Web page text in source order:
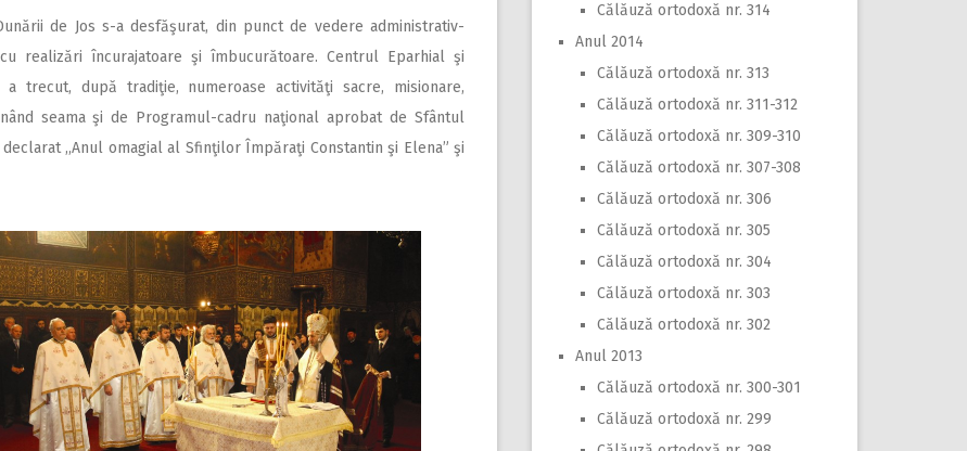
de Jos s-a desfăşurat, din punct de vedere administrativ-
realizări încurajatoare şi îmbucurătoare. Centrul Eparhial şi
trecut, după tradiţie, numeroase activităţi sacre, misionare,
seama şi de Programul-cadru naţional aprobat de Sfântul
,,Anul omagial al Sfinţilor Împăraţi Constantin şi Elena” şi
Călăuză ortodoxă nr. 314
Anul 2014
Călăuză ortodoxă nr. 313
Călăuză ortodoxă nr. 311-312
Călăuză ortodoxă nr. 309-310
Călăuză ortodoxă nr. 307-308
Călăuză ortodoxă nr. 306
Călăuză ortodoxă nr. 305
Călăuză ortodoxă nr. 304
Călăuză ortodoxă nr. 303
Călăuză ortodoxă nr. 302
Anul 2013
Călăuză ortodoxă nr. 300-301
Călăuză ortodoxă nr. 299